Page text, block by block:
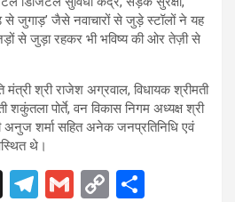
से जुगाड़’ जैसे नवाचारों से जुड़े स्टॉलों ने यह
से जुड़ा रहकर भी भविष्य की ओर तेज़ी से
मंत्री श्री राजेश अग्रवाल, विधायक श्रीमती
शकुंतला पोर्ते, वन विकास निगम अध्यक्ष श्री
अनुज शर्मा सहित अनेक जनप्रतिनिधि एवं
थे।
X
T
G
C